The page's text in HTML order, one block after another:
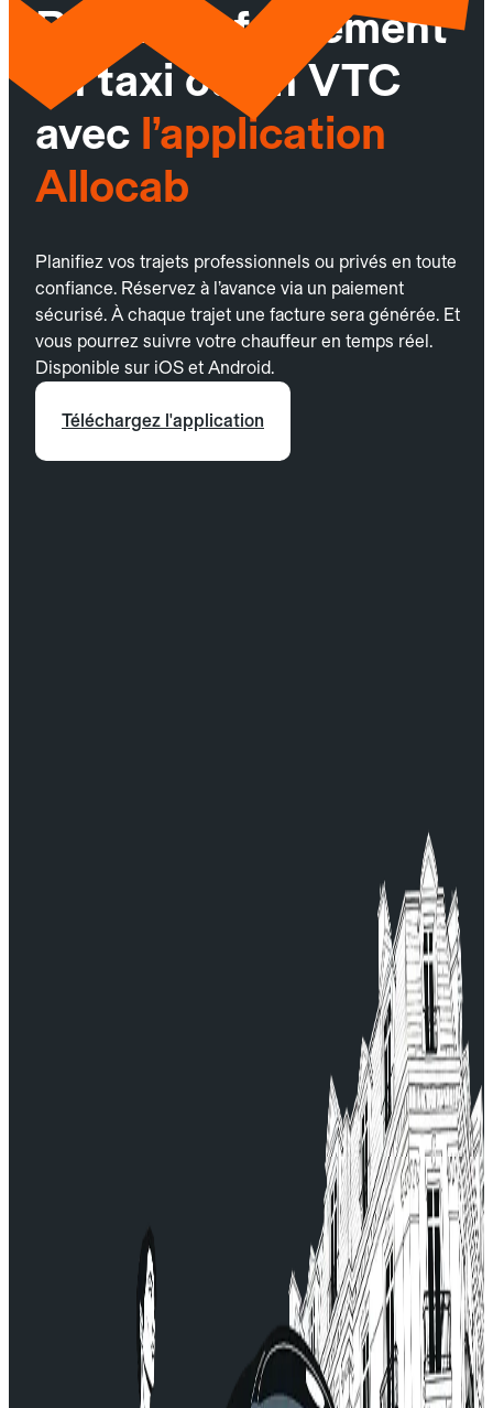
Réservez facilement
un taxi ou un VTC
avec l’application
Allocab
Planifiez vos trajets professionnels ou privés en toute
confiance. Réservez à l’avance via un paiement
sécurisé. À chaque trajet une facture sera générée. Et
vous pourrez suivre votre chauffeur en temps réel.
Disponible sur iOS et Android.
Téléchargez l'application